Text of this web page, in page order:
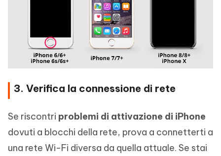
3. Verifica la connessione di rete
Se riscontri problemi di attivazione di iPhone
dovuti a blocchi della rete, prova a connetterti a
una rete Wi-Fi diversa da quella attuale. Se stai